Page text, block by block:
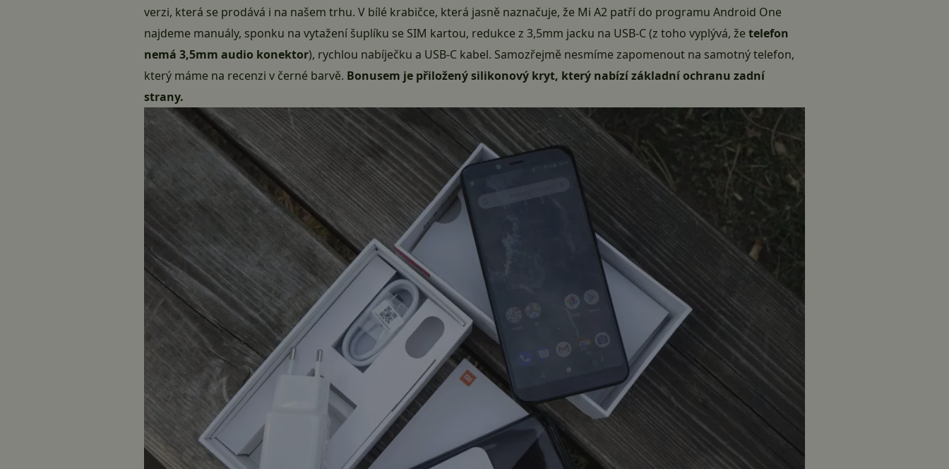
verzi, která se prodává i na našem trhu. V bílé krabičce, která jasně naznačuje, že Mi A2 patří do programu Android One
najdeme manuály, sponku na vytažení šuplíku se SIM kartou, redukce z 3,5mm jacku na USB-C (z toho vyplývá, žetelefon
nemá 3,5mm audio konektor), rychlou nabíječku a USB-C kabel. Samozřejmě nesmíme zapomenout na samotný telefon,
který máme na recenzi v černé barvě. Bonusem je přiložený silikonový kryt, který nabízí základní ochranu zadní
strany.